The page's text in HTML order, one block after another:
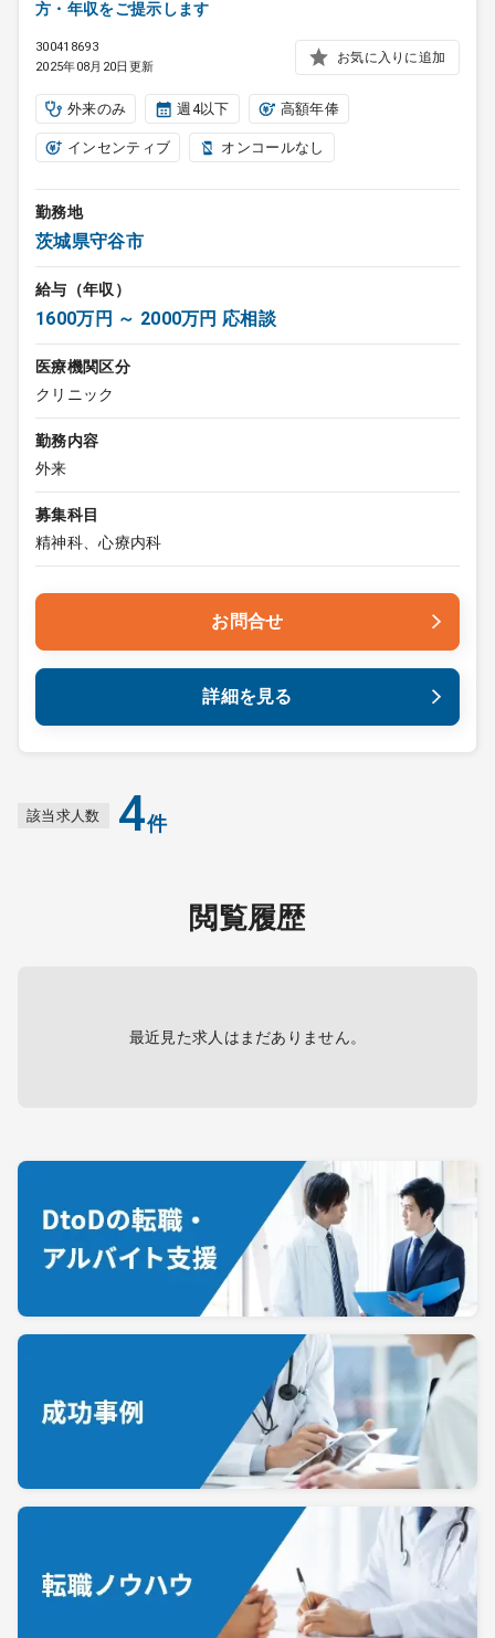
方・年収をご提示します
300418693
2025年08月20日更新
お気に入りに追加
外来のみ 週4以下 高額年俸
インセンティブ オンコールなし
勤務地
茨城県守谷市
給与（年収）
1600万円 ～ 2000万円 応相談
医療機関区分
クリニック
勤務内容
外来
募集科目
精神科、心療内科
お問合せ
詳細を見る
該当求人数 4件
閲覧履歴
最近見た求人はまだありません。